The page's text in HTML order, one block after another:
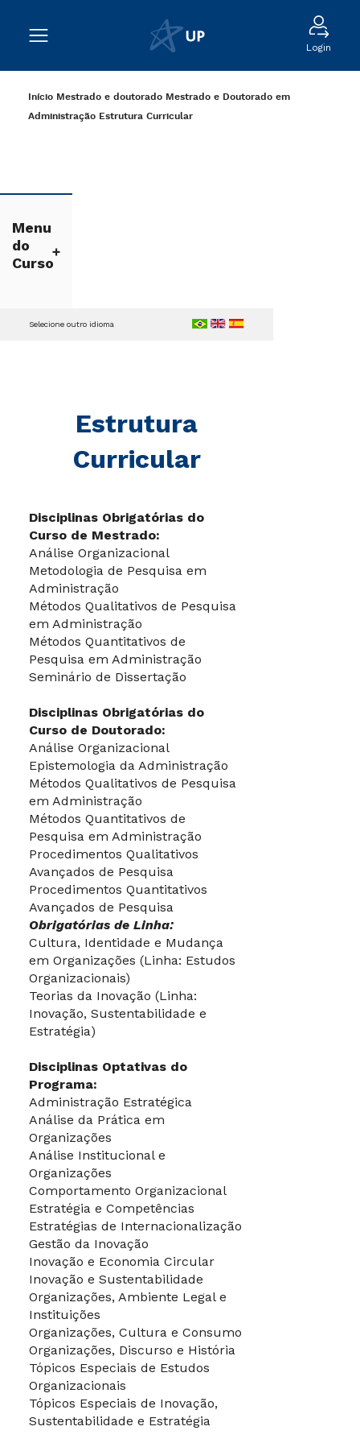
Login
Início Mestrado e doutorado Mestrado e Doutorado em
Administração Estrutura Curricular
Menu
do
Curso
Estrutura
Curricular
Selecione outro idioma
Disciplinas Obrigatórias do
Curso de Mestrado:
Análise Organizacional
Metodologia de Pesquisa em
Administração
Métodos Qualitativos de Pesquisa
em Administração
Métodos Quantitativos de
Pesquisa em Administração
Seminário de Dissertação
Disciplinas Obrigatórias do
Curso de Doutorado:
Análise Organizacional
Epistemologia da Administração
Métodos Qualitativos de Pesquisa
em Administração
Métodos Quantitativos de
Pesquisa em Administração
Procedimentos Qualitativos
Avançados de Pesquisa
Procedimentos Quantitativos
Avançados de Pesquisa
Obrigatórias de Linha:
Cultura, Identidade e Mudança
em Organizações (Linha: Estudos
Organizacionais)
Teorias da Inovação (Linha:
Inovação, Sustentabilidade e
Estratégia)
Disciplinas Optativas do
Programa:
Administração Estratégica
Análise da Prática em
Organizações
Análise Institucional e
Organizações
Comportamento Organizacional
Estratégia e Competências
Estratégias de Internacionalização
Gestão da Inovação
Inovação e Economia Circular
Inovação e Sustentabilidade
Organizações, Ambiente Legal e
Instituições
Organizações, Cultura e Consumo
Organizações, Discurso e História
Tópicos Especiais de Estudos
Organizacionais
Tópicos Especiais de Inovação,
Sustentabilidade e Estratégia